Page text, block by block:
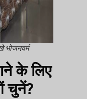
भोजनवर्म
के लिए
चुनें?